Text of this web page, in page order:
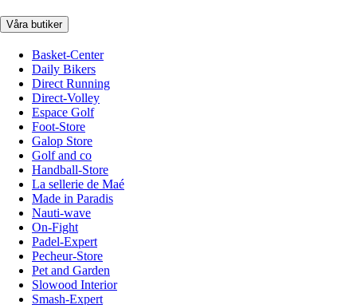
Våra butiker
Basket-Center
Daily Bikers
Direct Running
Direct-Volley
Espace Golf
Foot-Store
Galop Store
Golf and co
Handball-Store
La sellerie de Maé
Made in Paradis
Nauti-wave
On-Fight
Padel-Expert
Pecheur-Store
Pet and Garden
Slowood Interior
Smash-Expert